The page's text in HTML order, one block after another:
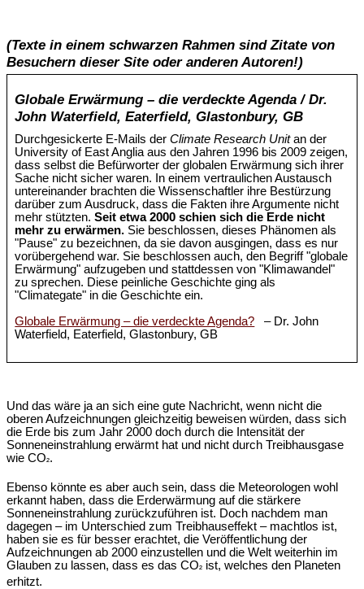
(Texte in einem schwarzen Rahmen sind Zitate von
Besuchern dieser Site oder anderen Autoren!)
Globale Erwärmung – die verdeckte Agenda / Dr.
John Waterfield, Eaterfield, Glastonbury, GB
Durchgesickerte E-Mails derClimate Research Unitan der
University of East Anglia aus den Jahren 1996 bis 2009 zeigen,
dass selbst die Befürworter der globalen Erwärmung sich ihrer
Sache nicht sicher waren. In einem vertraulichen Austausch
untereinander brachten die Wissenschaftler ihre Bestürzung
darüber zum Ausdruck, dass die Fakten ihre Argumente nicht
mehr stützten. Seit etwa 2000 schien sich die Erde nicht
mehr zu erwärmen. Sie beschlossen, dieses Phänomen als
"Pause" zu bezeichnen, da sie davon ausgingen, dass es nur
vorübergehend war. Sie beschlossen auch, den Begriff "globale
Erwärmung" aufzugeben und stattdessen von "Klimawandel"
zu sprechen. Diese peinliche Geschichte ging als
"Climategate" in die Geschichte ein.
Globale Erwärmung – die verdeckte Agenda? – Dr. John
Waterfield, Eaterfield, Glastonbury, GB
Und das wäre ja an sich eine gute Nachricht, wenn nicht die
oberen Aufzeichnungen gleichzeitig beweisen würden, dass sich
die Erde bis zum Jahr 2000 doch durch die Intensität der
Sonneneinstrahlung erwärmt hat und nicht durch Treibhausgase
wie CO².
Ebenso könnte es aber auch sein, dass die Meteorologen wohl
erkannt haben, dass die Erderwärmung auf die stärkere
Sonneneinstrahlung zurückzuführen ist. Doch nachdem man
dagegen – im Unterschied zum Treibhauseffekt – machtlos ist,
haben sie es für besser erachtet, die Veröffentlichung der
Aufzeichnungen ab 2000 einzustellen und die Welt weiterhin im
Glauben zu lassen, dass es das CO² ist, welches den Planeten
erhitzt.